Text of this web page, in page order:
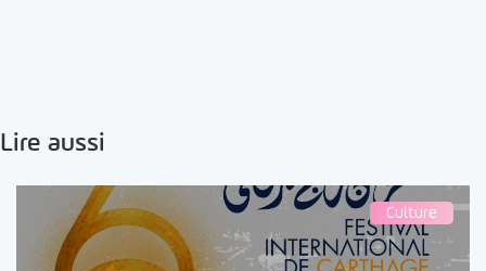
Lire aussi
Culture